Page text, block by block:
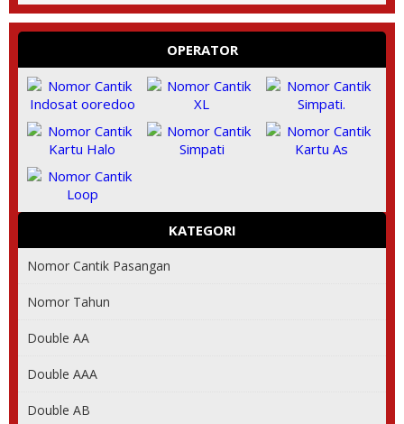
OPERATOR
KATEGORI
Nomor Cantik Pasangan
Nomor Tahun
Double AA
Double AAA
Double AB